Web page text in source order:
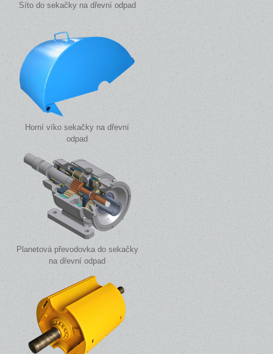
Síto do sekačky na dřevní odpad
Horní víko sekačky na dřevní
odpad
Planetová převodovka do sekačky
na dřevní odpad